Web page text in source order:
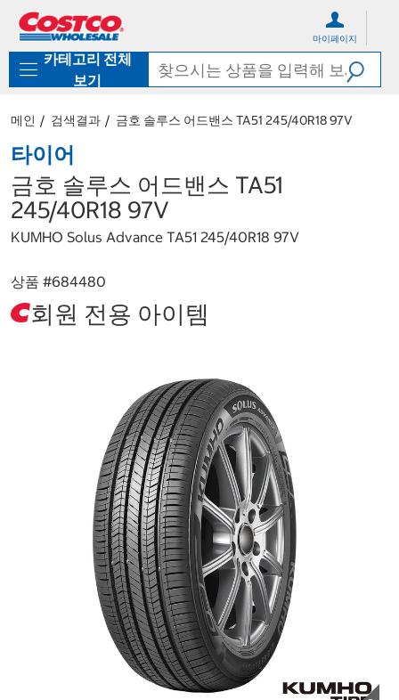
로
기
가
마이페이지
카테고리 전체
보기
메인 검색결과 금호 솔루스 어드밴스 TA51 245/40R18 97V
타이어
금호 솔루스 어드밴스 TA51
245/40R18 97V
KUMHO Solus Advance TA51 245/40R18 97V
상품 #684480
회원 전용 아이템